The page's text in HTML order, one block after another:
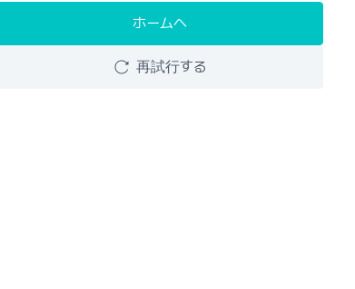
ホームへ
再試行する